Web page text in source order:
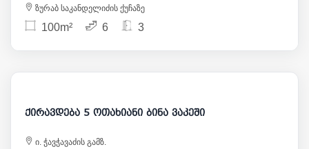
ზურაბ საკანდელიძის ქუჩაზე
100m² 6 3
1 800
ქირავდება 5 ოთახიანი ბინა ვაკეში
ი. ჭავჭავაძის გამზ.